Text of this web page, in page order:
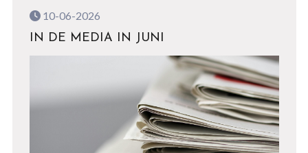
10-06-2026
IN DE MEDIA IN JUNI